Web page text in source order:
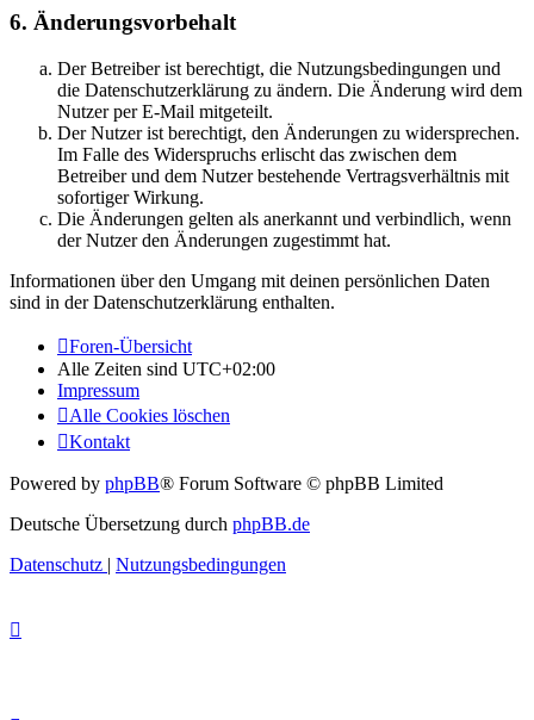
6. Änderungsvorbehalt
Der Betreiber ist berechtigt, die Nutzungsbedingungen und
die Datenschutzerklärung zu ändern. Die Änderung wird dem
Nutzer per E-Mail mitgeteilt.
Der Nutzer ist berechtigt, den Änderungen zu widersprechen.
Im Falle des Widerspruchs erlischt das zwischen dem
Betreiber und dem Nutzer bestehende Vertragsverhältnis mit
sofortiger Wirkung.
Die Änderungen gelten als anerkannt und verbindlich, wenn
der Nutzer den Änderungen zugestimmt hat.
Informationen über den Umgang mit deinen persönlichen Daten
sind in der Datenschutzerklärung enthalten.
Foren-Übersicht
Alle Zeiten sind UTC+02:00
Impressum
Alle Cookies löschen
Kontakt
Powered by phpBB® Forum Software © phpBB Limited
Deutsche Übersetzung durch phpBB.de
Datenschutz | Nutzungsbedingungen